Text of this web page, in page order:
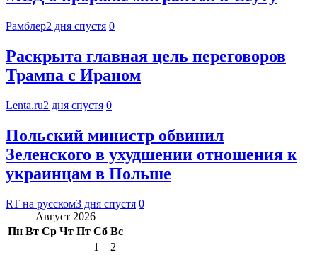
Рамблер2 дня спустя 0
Раскрыта главная цель переговоров
Трампа с Ираном
Lenta.ru2 дня спустя 0
Польский министр обвинил
Зеленского в ухудшении отношения к
украинцам в Польше
RT на русском3 дня спустя 0
Август 2026
Пн Вт Ср Чт Пт Сб Вс
1
2